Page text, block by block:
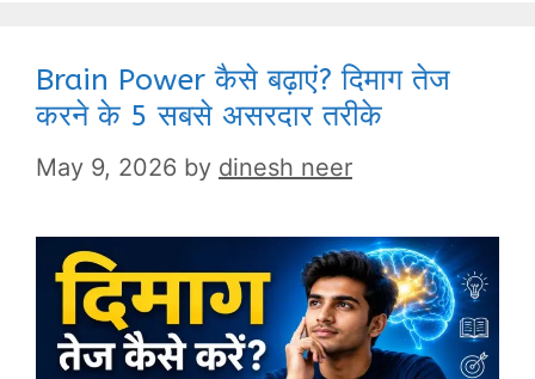
Brain Power कैसे बढ़ाएं? दिमाग तेज
करने के 5 सबसे असरदार तरीके
May 9, 2026 by dinesh neer